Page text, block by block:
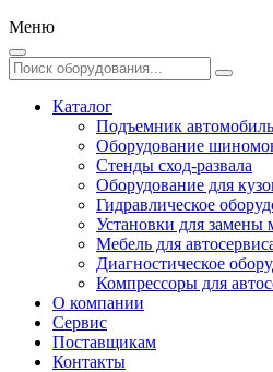
Меню
Каталог
Подъемник
Оборудование
Стенды сход-развала
Оборудование для
Гидравлическое
Установки для замены
Мебель для
Диагностическое
Компрессоры для
О компании
Сервис
Поставщикам
Контакты